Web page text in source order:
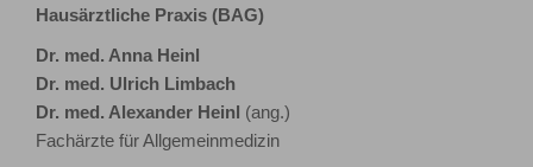
Hausärztliche Praxis (BAG)
Dr. med. Anna Heinl
Dr. med. Ulrich Limbach
Dr. med. Alexander Heinl (ang.)
Fachärzte für Allgemeinmedizin